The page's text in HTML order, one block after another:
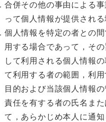
合併その他の事由による
って個人情報が提供される
個人情報を特定の者との間
用する場合であって，そ
して利用される個人情報
て利用する者の範囲，利用
目的および当該個人情報
責任を有する者の氏名ま
て，あらかじめ本人に通